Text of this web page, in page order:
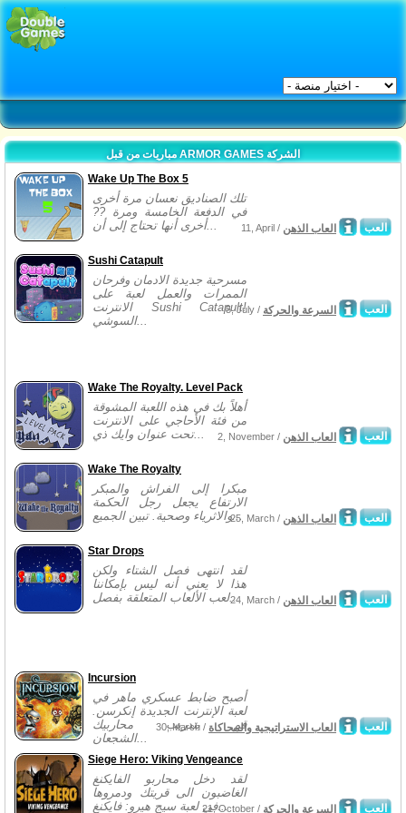
مباريات من قبل ARMOR GAMES الشركة
Wake Up The Box 5
تلك الصناديق نعسان مرة أخرى
في الدفعة الخامسة ومرة ??
أخرى أنها تحتاج إلى أن...
العب 11, April / العاب الذهن
Sushi Catapult
مسرحية جديدة الادمان وفرحان
الممرات والعمل لعبة على
الانترنت Sushi Catapult!
السوشي...
العب 5, July / السرعة والحركة
Wake The Royalty. Level Pack
أهلاً بك في هذه اللعبة المشوقة
من فئة الأحاجي على الانترنت
تحت عنوان وايك ذي...
العب 2, November / العاب الذهن
Wake The Royalty
مبكرا إلى الفراش والمبكر
الارتفاع يجعل رجل الحكمة
والاثرياء وصحية. تبين الجميع...
العب 25, March / العاب الذهن
Star Drops
لقد انتهى فصل الشتاء ولكن
هذا لا يعني أنه ليس بإمكاننا
لعب الألعاب المتعلقة بفصل...
العب 24, March / العاب الذهن
Incursion
أصبح ضابط عسكري ماهر في
لعبة الإنترنت الجديدة إنكرسن.
قم بتدريب محاربيك
الشجعان...
العب 30, March / العاب الاستراتيجية والمحاكاة
Siege Hero: Viking Vengeance
لقد دخل محاربو الفايكنغ
الغاضبون الى قريتك ودمروها
في لعبة سيج هيرو: فايكنغ...
العب 21, October / السرعة والحركة